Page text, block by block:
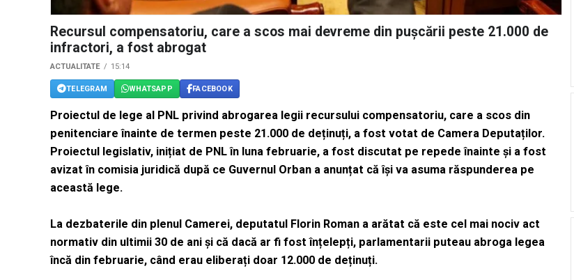
Recursul compensatoriu, care a scos mai devreme din pușcării peste 21.000 de
infractori, a fost abrogat
ACTUALITATE 15:14
TELEGRAM WHATSAPP FACEBOOK
Proiectul de lege al PNL privind abrogarea legii recursului compensatoriu, care a scos din
penitenciare înainte de termen peste 21.000 de deținuți, a fost votat de Camera Deputaților.
Proiectul legislativ, inițiat de PNL în luna februarie, a fost discutat pe repede înainte și a fost
avizat în comisia juridică după ce Guvernul Orban a anunțat că își va asuma răspunderea pe
această lege.
La dezbaterile din plenul Camerei, deputatul Florin Roman a arătat că este cel mai nociv act
normativ din ultimii 30 de ani și că dacă ar fi fost înțelepți, parlamentarii puteau abroga legea
încă din februarie, când erau eliberați doar 12.000 de deținuți.